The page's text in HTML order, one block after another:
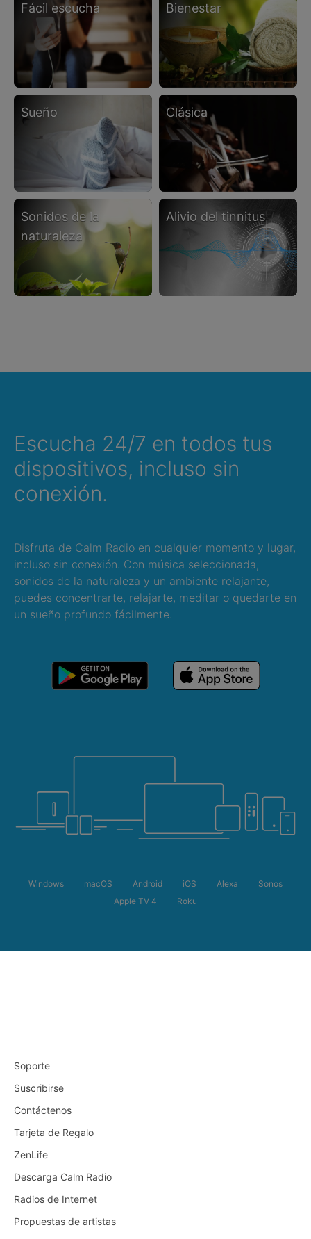
fácil escucha bienestar
sueño clásica
sonidos de la
naturaleza
alivio del tinnitus
Escucha 24/7 en todos tus
dispositivos, incluso sin
conexión.
Disfruta de Calm Radio en cualquier momento y lugar,
incluso sin conexión. Con música seleccionada,
sonidos de la naturaleza y un ambiente relajante,
puedes concentrarte, relajarte, meditar o quedarte en
un sueño profundo fácilmente.
Windows macOS Android iOS Alexa
Sonos
Apple TV 4
Roku
Soporte
Suscribirse
Contáctenos
Tarjeta de Regalo
ZenLife
Descarga Calm Radio
Radios de Internet
Propuestas de artistas